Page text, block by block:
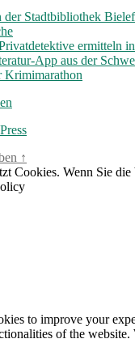
der Stadtbibliothek
ermitteln
App aus der
Krimimarathon
↑
Cookies. Wenn Sie
to improve your
of the website.